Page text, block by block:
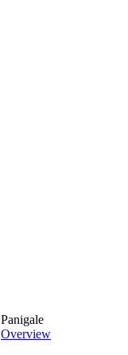
Panigale
Overview